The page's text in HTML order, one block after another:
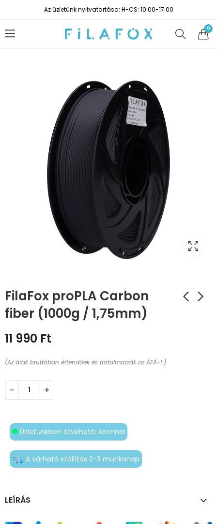
Az üzletünk nyitvatartása: H-CS: 10:00-17:00
0
FilaFox proPLA Carbon
fiber (1000g / 1,75mm)
11 990 Ft
(Az árak bruttóban értendőek és tartalmazzák az ÁFÁ-t.)
Üzletünkben átvehető: Azonnal
A várható szállítás 2-3 munkanap
LEÍRÁS